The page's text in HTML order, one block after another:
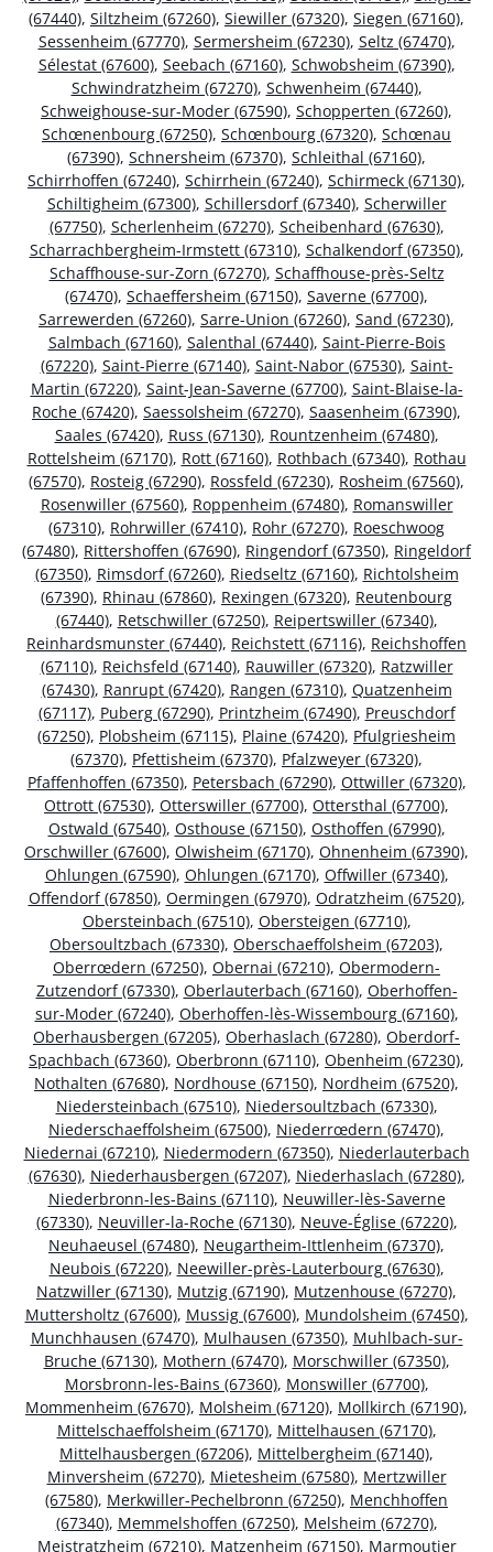
(67440), Siltzheim (67260), Siewiller (67320), Siegen (67160),
Sessenheim (67770), Sermersheim (67230), Seltz (67470),
Sélestat (67600), Seebach (67160), Schwobsheim (67390),
Schwindratzheim (67270), Schwenheim (67440),
Schweighouse-sur-Moder (67590), Schopperten (67260),
Schœnenbourg (67250), Schœnbourg (67320), Schœnau
(67390), Schnersheim (67370), Schleithal (67160),
Schirrhoffen (67240), Schirrhein (67240), Schirmeck (67130),
Schiltigheim (67300), Schillersdorf (67340), Scherwiller
(67750), Scherlenheim (67270), Scheibenhard (67630),
Scharrachbergheim-Irmstett (67310), Schalkendorf (67350),
Schaffhouse-sur-Zorn (67270), Schaffhouse-près-Seltz
(67470), Schaeffersheim (67150), Saverne (67700),
Sarrewerden (67260), Sarre-Union (67260), Sand (67230),
Salmbach (67160), Salenthal (67440), Saint-Pierre-Bois
(67220), Saint-Pierre (67140), Saint-Nabor (67530), Saint-
Martin (67220), Saint-Jean-Saverne (67700), Saint-Blaise-la-
Roche (67420), Saessolsheim (67270), Saasenheim (67390),
Saales (67420), Russ (67130), Rountzenheim (67480),
Rottelsheim (67170), Rott (67160), Rothbach (67340), Rothau
(67570), Rosteig (67290), Rossfeld (67230), Rosheim (67560),
Rosenwiller (67560), Roppenheim (67480), Romanswiller
(67310), Rohrwiller (67410), Rohr (67270), Roeschwoog
(67480), Rittershoffen (67690), Ringendorf (67350), Ringeldorf
(67350), Rimsdorf (67260), Riedseltz (67160), Richtolsheim
(67390), Rhinau (67860), Rexingen (67320), Reutenbourg
(67440), Retschwiller (67250), Reipertswiller (67340),
Reinhardsmunster (67440), Reichstett (67116), Reichshoffen
(67110), Reichsfeld (67140), Rauwiller (67320), Ratzwiller
(67430), Ranrupt (67420), Rangen (67310), Quatzenheim
(67117), Puberg (67290), Printzheim (67490), Preuschdorf
(67250), Plobsheim (67115), Plaine (67420), Pfulgriesheim
(67370), Pfettisheim (67370), Pfalzweyer (67320),
Pfaffenhoffen (67350), Petersbach (67290), Ottwiller (67320),
Ottrott (67530), Otterswiller (67700), Ottersthal (67700),
Ostwald (67540), Osthouse (67150), Osthoffen (67990),
Orschwiller (67600), Olwisheim (67170), Ohnenheim (67390),
Ohlungen (67590), Ohlungen (67170), Offwiller (67340),
Offendorf (67850), Oermingen (67970), Odratzheim (67520),
Obersteinbach (67510), Obersteigen (67710),
Obersoultzbach (67330), Oberschaeffolsheim (67203),
Oberrœdern (67250), Obernai (67210), Obermodern-
Zutzendorf (67330), Oberlauterbach (67160), Oberhoffen-
sur-Moder (67240), Oberhoffen-lès-Wissembourg (67160),
Oberhausbergen (67205), Oberhaslach (67280), Oberdorf-
Spachbach (67360), Oberbronn (67110), Obenheim (67230),
Nothalten (67680), Nordhouse (67150), Nordheim (67520),
Niedersteinbach (67510), Niedersoultzbach (67330),
Niederschaeffolsheim (67500), Niederrœdern (67470),
Niedernai (67210), Niedermodern (67350), Niederlauterbach
(67630), Niederhausbergen (67207), Niederhaslach (67280),
Niederbronn-les-Bains (67110), Neuwiller-lès-Saverne
(67330), Neuviller-la-Roche (67130), Neuve-Église (67220),
Neuhaeusel (67480), Neugartheim-Ittlenheim (67370),
Neubois (67220), Neewiller-près-Lauterbourg (67630),
Natzwiller (67130), Mutzig (67190), Mutzenhouse (67270),
Muttersholtz (67600), Mussig (67600), Mundolsheim (67450),
Munchhausen (67470), Mulhausen (67350), Muhlbach-sur-
Bruche (67130), Mothern (67470), Morschwiller (67350),
Morsbronn-les-Bains (67360), Monswiller (67700),
Mommenheim (67670), Molsheim (67120), Mollkirch (67190),
Mittelschaeffolsheim (67170), Mittelhausen (67170),
Mittelhausbergen (67206), Mittelbergheim (67140),
Minversheim (67270), Mietesheim (67580), Mertzwiller
(67580), Merkwiller-Pechelbronn (67250), Menchhoffen
(67340), Memmelshoffen (67250), Melsheim (67270),
Meistratzheim (67210), Matzenheim (67150), Marmoutier